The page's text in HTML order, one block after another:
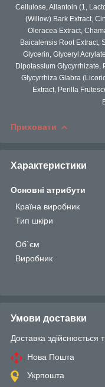
Cellulose, Allantoin (1,
(Willow) Bark Extract,
Oleracea Extract,
Baicalensis Root Extract,
Glycerin, Glyceryl
Dipotassium Glycyrrhizate,
Glycyrrhiza Glabra
Extract, Perilla
Приховати
Характеристики
Основні атрибути
Країна виробник
Тип шкіри
Об`єм
Виробник
Умови доставки
Доставка здійснюється
Нова Пошта
Укрпошта